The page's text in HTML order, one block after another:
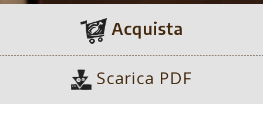
Acquista
Scarica PDF